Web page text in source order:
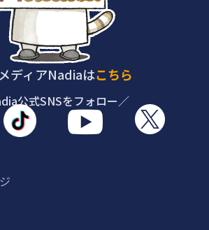
ディアNadiaはこちら
公式SNSをフォロー／
 